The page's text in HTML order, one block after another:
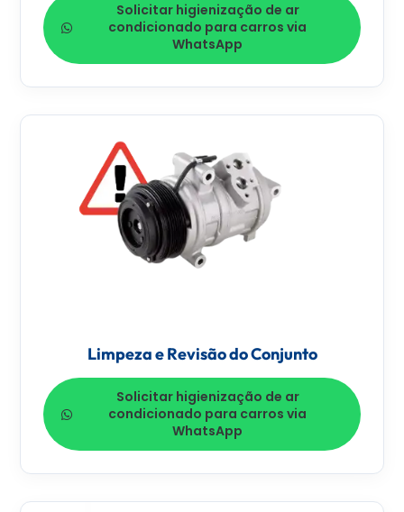
Solicitar higienização de ar
condicionado para carros via
WhatsApp
Limpeza e Revisão do Conjunto
Solicitar higienização de ar
condicionado para carros via
WhatsApp